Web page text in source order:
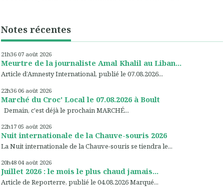
Notes récentes
21h36 07 août 2026
Meurtre de la journaliste Amal Khalil au Liban...
Article d’Amnesty International, publié le 07.08.2026...
22h36 06 août 2026
Marché du Croc' Local le 07.08.2026 à Boult
Demain, c'est déjà le prochain MARCHÉ...
22h17 05 août 2026
Nuit internationale de la Chauve-souris 2026
La Nuit internationale de la Chauve-souris se tiendra le...
20h48 04 août 2026
Juillet 2026 : le mois le plus chaud jamais...
Article de Reporterre, publié le 04.08.2026 Marqué...